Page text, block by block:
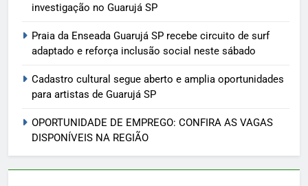
investigação no Guarujá SP
Praia da Enseada Guarujá SP recebe circuito de surf
adaptado e reforça inclusão social neste sábado
Cadastro cultural segue aberto e amplia oportunidades
para artistas de Guarujá SP
OPORTUNIDADE DE EMPREGO: CONFIRA AS VAGAS
DISPONÍVEIS NA REGIÃO